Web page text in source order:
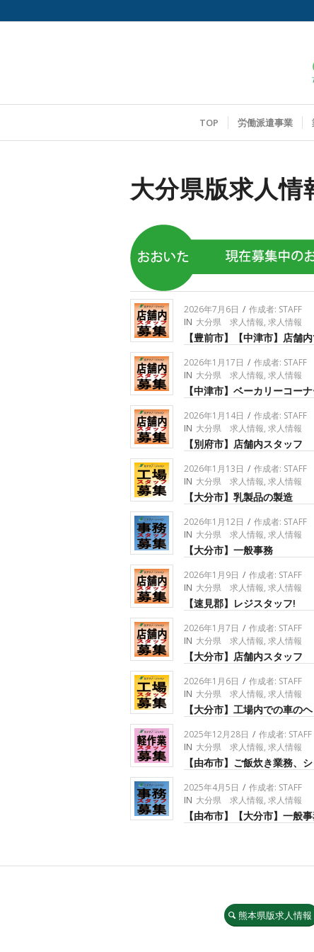
TOP 労働派遣事業
大分県版求人情
2026年7月6日 / 作成者: STAFF
IN 大分県 求人情報,求人情報
【豊前市】【中津市】店
2026年1月17日 / 作成者: STAFF
IN 大分県 求人情報,求人情報
【中津市】ベーカリーコー
2026年1月14日 / 作成者: STAFF
IN 大分県 求人情報,求人情報
【別府市】店舗内スタッフ
2026年1月13日 / 作成者: STAFF
IN 大分県 求人情報,求人情報
【大分市】乳製品の製造
2026年1月12日 / 作成者: STAFF
IN 大分県 求人情報,求人情報
【大分市】一般事務
2026年1月9日 / 作成者: STAFF
IN 大分県 求人情報,求人情報
【速見郡】レジスタッフ!
2026年1月7日 / 作成者: STAFF
IN 大分県 求人情報,求人情報
【大分市】店舗内スタッフ
2026年1月6日 / 作成者: STAFF
IN 大分県 求人情報,求人情報
【大分市】工場内での車の
2025年12月28日 / 作成者: STAFF
IN 大分県 求人情報,求人情報
【由布市】ご飯炊き業務、
2025年4月5日 / 作成者: STAFF
IN 大分県 求人情報,求人情報
【由布市】【大分市】一般
熊本県版求人情報